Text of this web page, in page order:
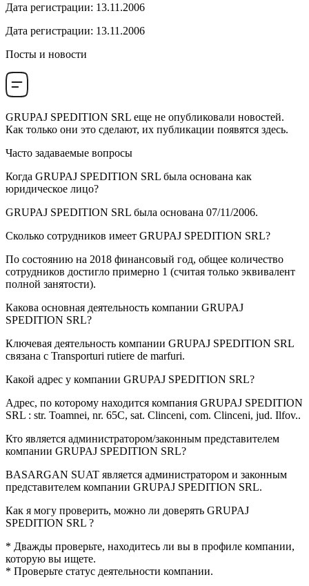
Дата регистрации: 13.11.2006
Дата регистрации: 13.11.2006
Посты и новости
GRUPAJ SPEDITION SRL еще не опубликовали новостей.
Как только они это сделают, их публикации появятся здесь.
Часто задаваемые вопросы
Когда GRUPAJ SPEDITION SRL была основана как
юридическое лицо?
GRUPAJ SPEDITION SRL была основана 07/11/2006.
Сколько сотрудников имеет GRUPAJ SPEDITION SRL?
По состоянию на 2018 финансовый год, общее количество
сотрудников достигло примерно 1 (считая только эквивалент
полной занятости).
Какова основная деятельность компании GRUPAJ
SPEDITION SRL?
Ключевая деятельность компании GRUPAJ SPEDITION SRL
связана с Transporturi rutiere de marfuri.
Какой адрес у компании GRUPAJ SPEDITION SRL?
Адрес, по которому находится компания GRUPAJ SPEDITION
SRL : str. Toamnei, nr. 65C, sat. Clinceni, com. Clinceni, jud. Ilfov..
Кто является администратором/законным представителем
компании GRUPAJ SPEDITION SRL?
BASARGAN SUAT является администратором и законным
представителем компании GRUPAJ SPEDITION SRL.
Как я могу проверить, можно ли доверять GRUPAJ
SPEDITION SRL ?
* Дважды проверьте, находитесь ли вы в профиле компании,
которую вы ищете.
* Проверьте статус деятельности компании.